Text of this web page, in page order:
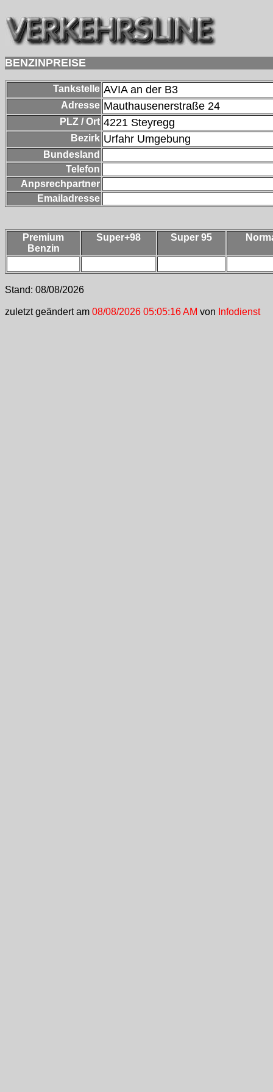
BENZINPREISE
Tankstelle AVIA an der B3
Adresse Mauthausenerstraße 24
PLZ / Ort 4221 Steyregg
Bezirk Urfahr Umgebung
Bundesland
Telefon
Anpsrechpartner
Emailadresse
Premium
Benzin
Super+98 Super 95
Stand: 08/08/2026
zuletzt geändert am 08/08/2026 05:05:16 AM von Infodienst